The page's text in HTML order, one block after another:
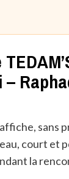
sans
court et
la